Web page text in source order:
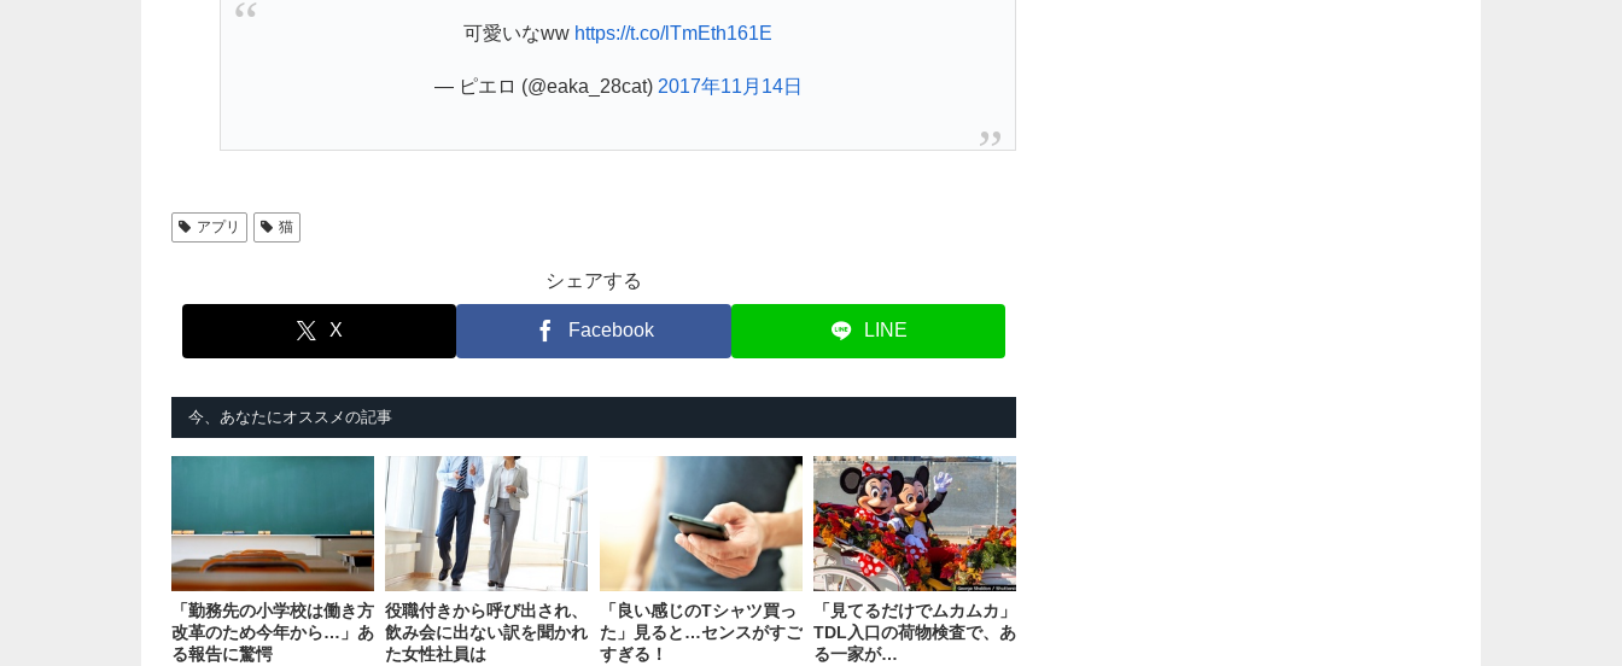
可愛いなww https://t.co/lTmEth161E
— ピエロ (@eaka_28cat) 2017年11月14日
アプリ 猫
シェアする
X Facebook LINE
今、あなたにオススメの記事
「勤務先の小学校は働き方
改革のため今年から…」あ
る報告に驚愕
役職付きから呼び出され、
飲み会に出ない訳を聞かれ
た女性社員は
「良い感じのTシャツ買っ
た」見ると…センスがすご
すぎる！
「見てるだけでムカムカ」
TDL入口の荷物検査で、あ
る一家が…